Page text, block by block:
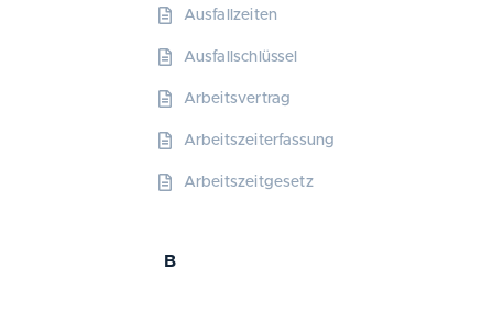
Ausfallzeiten
Ausfallschlüssel
Arbeitsvertrag
Arbeitszeiterfassung
Arbeitszeitgesetz
B